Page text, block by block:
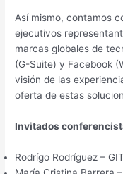
Así mismo, contamos
ejecutivos
marcas globales de
(G-Suite) y Facebook
visión de las
oferta de estas
Invitados
Rodrígo Rodríguez –